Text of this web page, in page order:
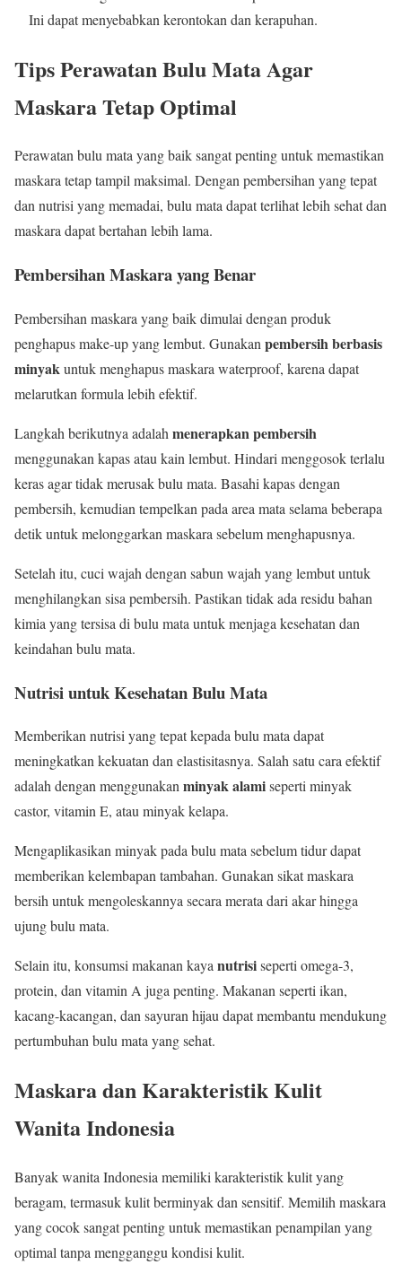
Ini dapat menyebabkan kerontokan dan kerapuhan.
Tips Perawatan Bulu Mata Agar
Maskara Tetap Optimal
Perawatan bulu mata yang baik sangat penting untuk memastikan
maskara tetap tampil maksimal. Dengan pembersihan yang tepat
dan nutrisi yang memadai, bulu mata dapat terlihat lebih sehat dan
maskara dapat bertahan lebih lama.
Pembersihan Maskara yang Benar
Pembersihan maskara yang baik dimulai dengan produk
penghapus make-up yang lembut. Gunakan pembersih berbasis
minyakuntuk menghapus maskara waterproof, karena dapat
melarutkan formula lebih efektif.
Langkah berikutnya adalah menerapkan pembersih
menggunakan kapas atau kain lembut. Hindari menggosok terlalu
keras agar tidak merusak bulu mata. Basahi kapas dengan
pembersih, kemudian tempelkan pada area mata selama beberapa
detik untuk melonggarkan maskara sebelum menghapusnya.
Setelah itu, cuci wajah dengan sabun wajah yang lembut untuk
menghilangkan sisa pembersih. Pastikan tidak ada residu bahan
kimia yang tersisa di bulu mata untuk menjaga kesehatan dan
keindahan bulu mata.
Nutrisi untuk Kesehatan Bulu Mata
Memberikan nutrisi yang tepat kepada bulu mata dapat
meningkatkan kekuatan dan elastisitasnya. Salah satu cara efektif
adalah dengan menggunakanminyak alamiseperti minyak
castor, vitamin E, atau minyak kelapa.
Mengaplikasikan minyak pada bulu mata sebelum tidur dapat
memberikan kelembapan tambahan. Gunakan sikat maskara
bersih untuk mengoleskannya secara merata dari akar hingga
ujung bulu mata.
Selain itu, konsumsi makanan kayanutrisiseperti omega-3,
protein, dan vitamin A juga penting. Makanan seperti ikan,
kacang-kacangan, dan sayuran hijau dapat membantu mendukung
pertumbuhan bulu mata yang sehat.
Maskara dan Karakteristik Kulit
Wanita Indonesia
Banyak wanita Indonesia memiliki karakteristik kulit yang
beragam, termasuk kulit berminyak dan sensitif. Memilih maskara
yang cocok sangat penting untuk memastikan penampilan yang
optimal tanpa mengganggu kondisi kulit.